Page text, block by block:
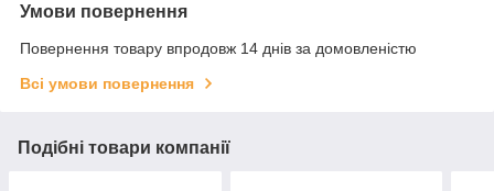
Умови повернення
Повернення товару впродовж 14 днів за домовленістю
Всі умови повернення
Подібні товари компанії